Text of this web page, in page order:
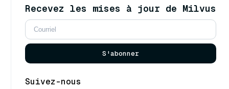
Recevez les mises à jour de Milvus
S'abonner
Suivez-nous